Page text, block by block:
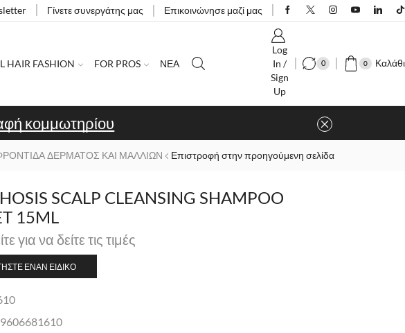
Γίνετε συνεργάτης μας Επικοινώνησε μαζί μας
HAIR FASHION FOR PROS ΝΕΑ
Log
In /
Sign
Up
0 0 Καλάθι
κομμωτηρίου
ΔΕΡΜΑΤΟΣ ΚΑΙ ΜΑΛΛΙΩΝ Επιστροφή στην προηγούμενη σελίδα
SCALP CLEANSING SHAMPOO
15ML
για να δείτε τις τιμές
ΈΝΑΝ ΕΙΔΙΚΌ